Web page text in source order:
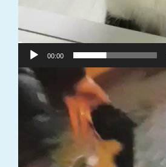
00:00
Video
grotuvas